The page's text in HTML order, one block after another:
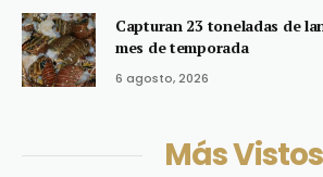
Capturan 23 toneladas de
mes de temporada
6 agosto, 2026
Más Vistos